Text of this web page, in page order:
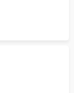
на экран,
системных